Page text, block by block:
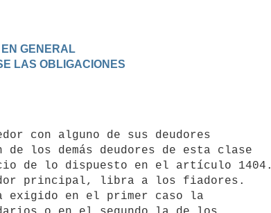
GENERAL
LAS OBLIGACIONES
los demás deudores de esta clase
de lo dispuesto en el artículo 1404.